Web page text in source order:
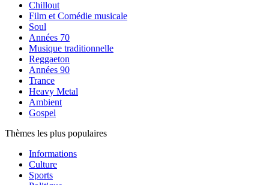
Chillout
Film et Comédie musicale
Soul
Années 70
Musique traditionnelle
Reggaeton
Années 90
Trance
Heavy Metal
Ambient
Gospel
Thèmes les plus populaires
Informations
Culture
Sports